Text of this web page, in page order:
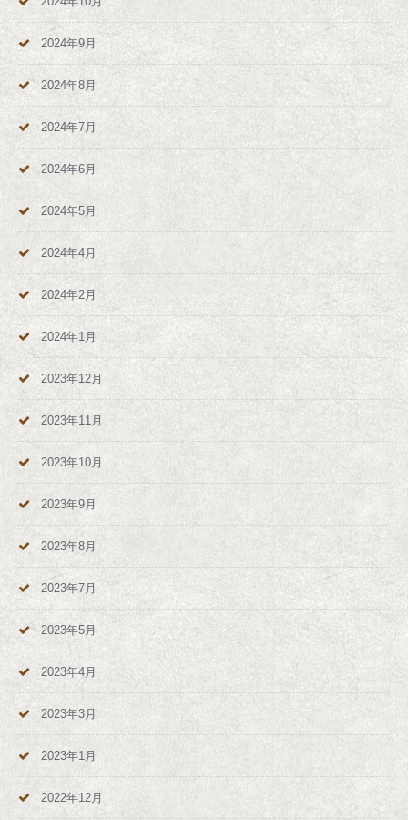
2024年9月
2024年8月
2024年7月
2024年6月
2024年5月
2024年4月
2024年2月
2024年1月
2023年12月
2023年11月
2023年10月
2023年9月
2023年8月
2023年7月
2023年5月
2023年4月
2023年3月
2023年1月
2022年12月